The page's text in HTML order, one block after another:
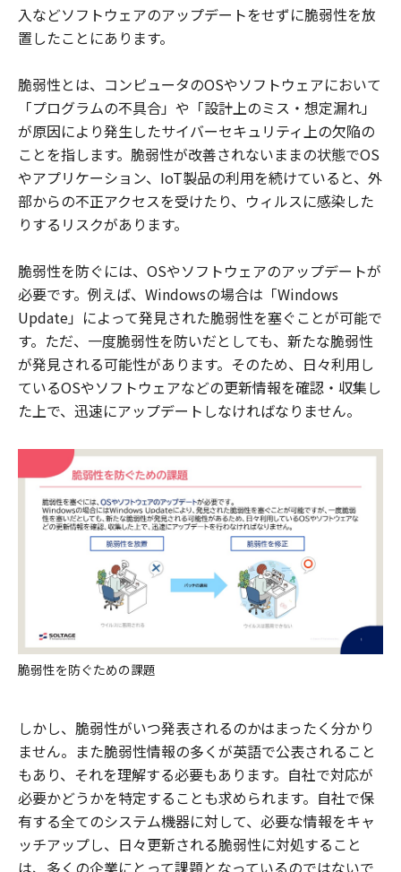
入などソフトウェアのアップデートをせずに脆弱性を放
置したことにあります。
脆弱性とは、コンピュータのOSやソフトウェアにおいて
「プログラムの不具合」や「設計上のミス・想定漏れ」
が原因により発生したサイバーセキュリティ上の欠陥の
ことを指します。脆弱性が改善されないままの状態でOS
やアプリケーション、IoT製品の利用を続けていると、外
部からの不正アクセスを受けたり、ウィルスに感染した
りするリスクがあります。
脆弱性を防ぐには、OSやソフトウェアのアップデートが
必要です。例えば、Windowsの場合は「Windows
Update」によって発見された脆弱性を塞ぐことが可能で
す。ただ、一度脆弱性を防いだとしても、新たな脆弱性
が発見される可能性があります。そのため、日々利用し
ているOSやソフトウェアなどの更新情報を確認・収集し
た上で、迅速にアップデートしなければなりません。
脆弱性を防ぐための課題
しかし、脆弱性がいつ発表されるのかはまったく分かり
ません。また脆弱性情報の多くが英語で公表されること
もあり、それを理解する必要もあります。自社で対応が
必要かどうかを特定することも求められます。自社で保
有する全てのシステム機器に対して、必要な情報をキャ
ッチアップし、日々更新される脆弱性に対処すること
は、多くの企業にとって課題となっているのではないで